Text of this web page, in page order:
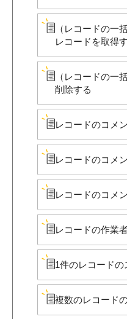
（レコードの​一
レコードを​取得
（レコードの​一
削除する
レコードの​コメ
レコードの​コメ
レコードの​コメ
レコードの​作業
1件の​レコードの​
複数の​レコード